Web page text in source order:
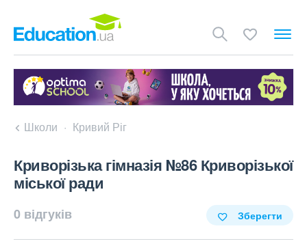
Школи Кривий Ріг
Криворізька гімназія №86 Криворізької
міської ради
0 відгуків Зберегти